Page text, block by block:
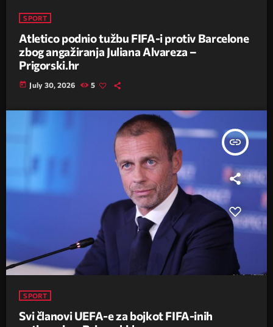
SPORT
Atletico podnio tužbu FIFA-i protiv Barcelone
zbog angažiranja Juliana Alvareza –
Prigorski.hr
today July 30, 2026 5
insert_link
SPORT
Svi članovi UEFA-e za bojkot FIFA-inih